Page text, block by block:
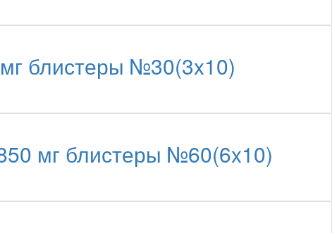
блистеры №30(3x10)
мг блистеры №60(6x10)